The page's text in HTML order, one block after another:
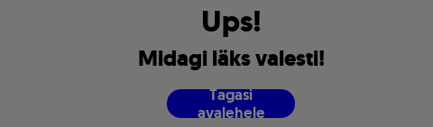
Ups!
Midagi läksvalesti!
Tagasi
avalehele